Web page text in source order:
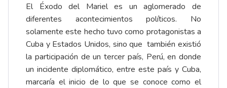
El Éxodo del Mariel es un aglomerado de
diferentes acontecimientos políticos. No
solamente este hecho tuvo como protagonistas a
Cuba y Estados Unidos, sino que también existió
la participación de un tercer país, Perú, en donde
un incidente diplomático, entre este país y Cuba,
marcaría el inicio de lo que se conoce como el